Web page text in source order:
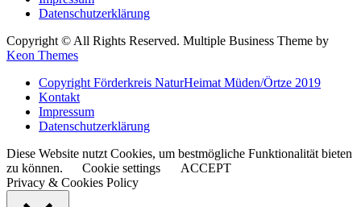
Datenschutzerklärung
Copyright © All Rights Reserved. Multiple Business Theme by
Keon Themes
Copyright Förderkreis NaturHeimat Müden/Örtze 2019
Kontakt
Impressum
Datenschutzerklärung
Diese Website nutzt Cookies, um bestmögliche Funktionalität bieten
zu können.
Cookie settings
ACCEPT
Privacy & Cookies Policy